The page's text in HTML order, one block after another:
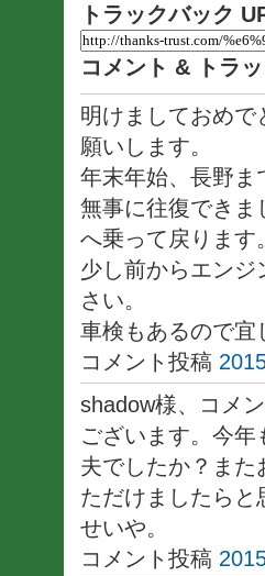
トラックバック
コメント & トラ
明けましておめで
願いします。
年末年始、長野ま
無事に往復できま
へ乗って戻ります
少し前からエン
さい。
車検もあるので宜
コメント投稿
shadow様、コメ
ございます。今
夫でしたか？ま
ただけましたら
せいや。
コメント投稿